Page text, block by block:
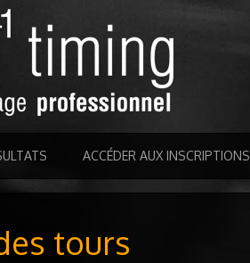
ACCÉDER AUX INSCRIPTIONS
tours